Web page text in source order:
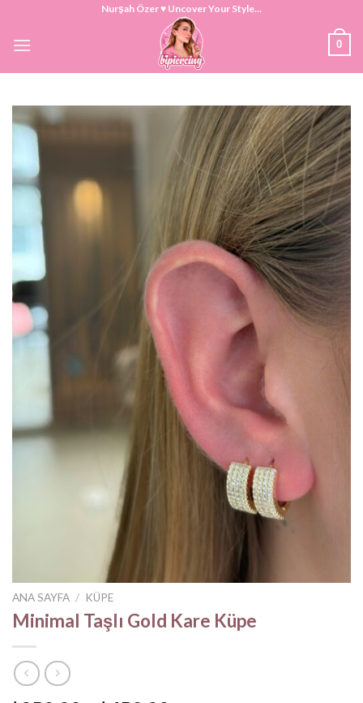
content
Nurşah Özer ♥ Uncover Your Style...
0
ANA SAYFA / KÜPE
Minimal Taşlı Gold Kare Küpe